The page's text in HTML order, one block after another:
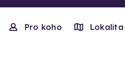
Pro koho Lokalita